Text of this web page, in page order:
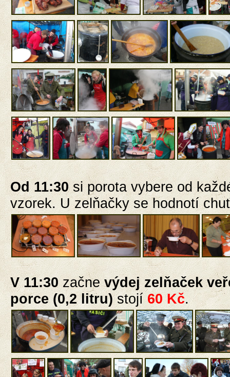
Od 11:30si porota vybere od
vzorek. U zelňačky se hodnotí
V 11:30začnevýdej zelňaček
porce(0,2 litru)stojí 60 Kč.